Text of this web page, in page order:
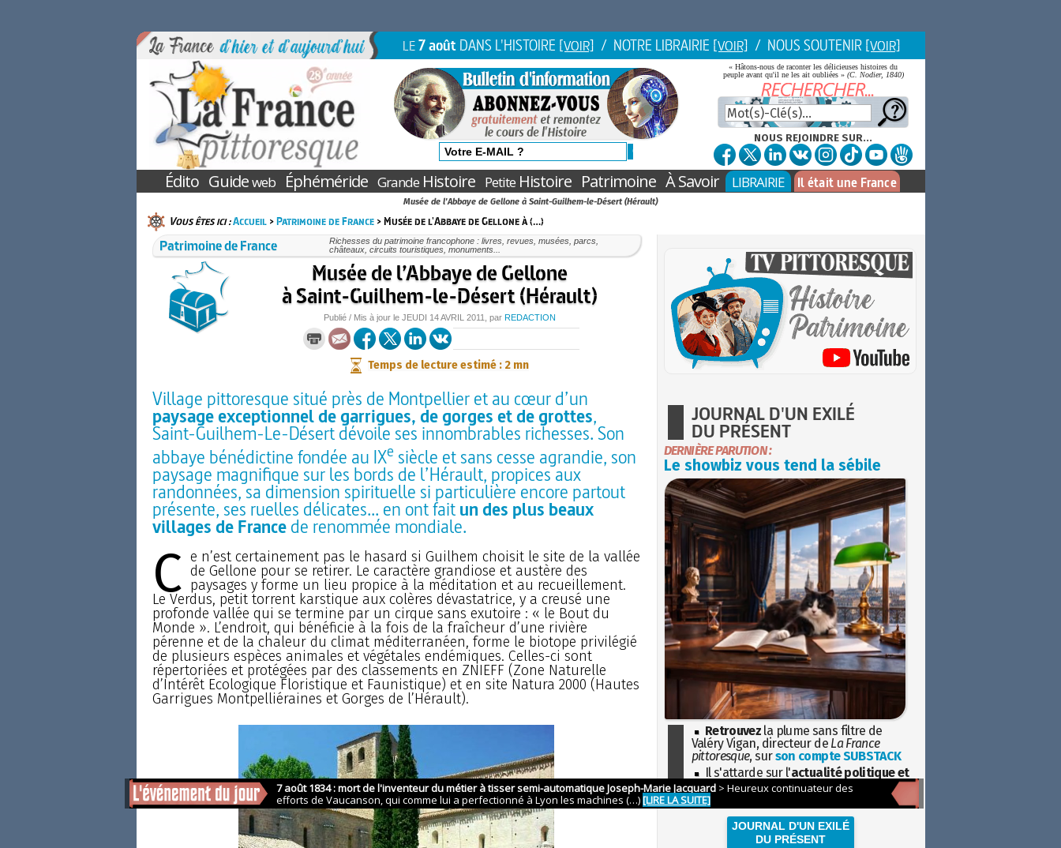
LE7 août DANS L'HISTOIRE [VOIR] / NOTRE LIBRAIRIE [VOIR] / NOUS SOUTENIR [VOIR]
« Hâtons-nous de raconter les délicieuses histoires du
peuple avant qu'il ne les ait oubliées » (C. Nodier, 1840)
NOUS REJOINDRE SUR...
Édito Guideweb Éphéméride GrandeHistoire PetiteHistoire Patrimoine À Savoir LIBRAIRIE Il était une France
Musée de l'Abbaye de Gellone à Saint-Guilhem-le-Désert (Hérault)
Vous êtes ici :Accueil>Patrimoine de France> Musée de l'Abbaye de Gellone à (…)
Patrimoine de France
Richesses du patrimoine francophone : livres, revues, musées, parcs,
châteaux, circuits touristiques, monuments...
Musée de l’Abbaye de Gellone
à Saint-Guilhem-le-Désert (Hérault)
Publié / Mis à jour le JEUDI 14 AVRIL 2011 , par REDACTION
Temps de lecture estimé : 2 mn
Village pittoresque situé près de Montpellier et au cœur d’un
paysage exceptionnel de garrigues, de gorges et de grottes,
Saint-Guilhem-Le-Désert dévoile ses innombrables richesses. Son
abbaye bénédictine fondée au IXesiècle et sans cesse agrandie, son
paysage magnifique sur les bords de l’Hérault, propices aux
randonnées, sa dimension spirituelle si particulière encore partout
présente, ses ruelles délicates... en ont faitun des plus beaux
villages de Francede renommée mondiale.
C e n’est certainement pas le hasard si Guilhem choisit le site de la vallée
de Gellone pour se retirer. Le caractère grandiose et austère des
paysages y forme un lieu propice à la méditation et au recueillement.
Le Verdus, petit torrent karstique aux colères dévastatrice, y a creusé une
profonde vallée qui se termine par un cirque sans exutoire : « le Bout du
Monde ». L’endroit, qui bénéficie à la fois de la fraîcheur d’une rivière
pérenne et de la chaleur du climat méditerranéen, forme le biotope privilégié
de plusieurs espèces animales et végétales endémiques. Celles-ci sont
répertoriées et protégées par des classements en ZNIEFF (Zone Naturelle
d’Intérêt Ecologique Floristique et Faunistique) et en site Natura 2000 (Hautes
Garrigues Montpelliéraines et Gorges de l’Hérault).
JOURNAL D'UN EXILÉ
DU PRÉSENT
DERNIÈRE PARUTION :
Le showbiz vous tend la sébile
Retrouvez la plume sans filtre de
Valéry Vigan, directeur de La France
pittoresque, surson compte SUBSTACK
Il s'attarde sur l'actualité politique et
sociétaleavec la hauteur de vue de
l'Histoire
JOURNAL D'UN EXILÉ
DU PRÉSENT